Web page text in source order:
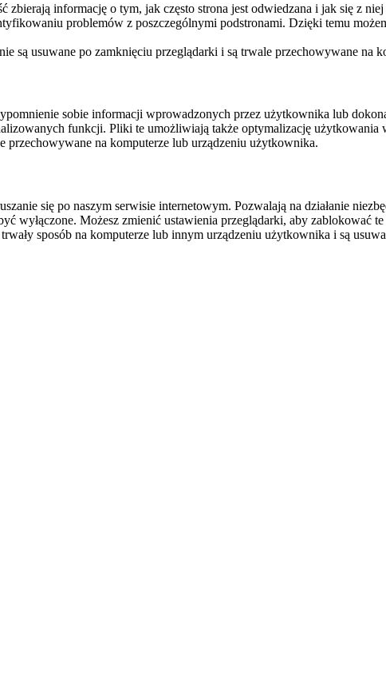
informację o tym, jak często strona jest odwiedzana i jak się z
problemów z poszczególnymi podstronami. Dzięki temu
są usuwane po zamknięciu przeglądarki i są trwale przechowywane na
sobie informacji wprowadzonych przez użytkownika lub
funkcji. Pliki te umożliwiają także optymalizację
przechowywane na komputerze lub urządzeniu użytkownika.
się po naszym serwisie internetowym. Pozwalają na działanie
wyłączone. Możesz zmienić ustawienia przeglądarki, aby zablokować
sposób na komputerze lub innym urządzeniu użytkownika i są